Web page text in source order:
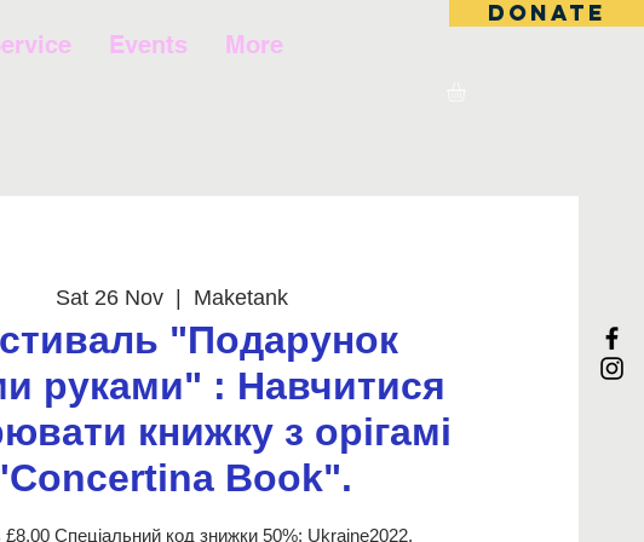
DONATE
Events More
Sat 26 Nov
  |
Maketank
"Подарунок
руками" : Навчитися
книжку з орігамі
Book".
£8,00 Спеціальний код знижки 50%: Ukraine2022.